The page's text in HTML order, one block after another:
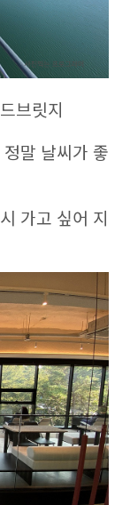
브릿지
말 날씨가 좋
가고 싶어 지